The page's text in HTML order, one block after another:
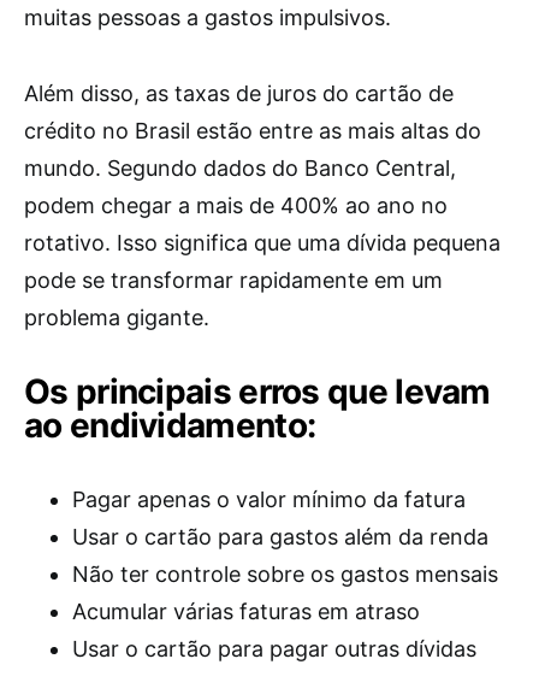
muitas pessoas a gastos impulsivos.
Além disso, as taxas de juros do cartão de
crédito no Brasil estão entre as mais altas do
mundo. Segundo dados do Banco Central,
podem chegar a mais de 400% ao ano no
rotativo. Isso significa que uma dívida pequena
pode se transformar rapidamente em um
problema gigante.
Os principais erros que levam
ao endividamento:
Pagar apenas o valor mínimo da fatura
Usar o cartão para gastos além da renda
Não ter controle sobre os gastos mensais
Acumular várias faturas em atraso
Usar o cartão para pagar outras dívidas